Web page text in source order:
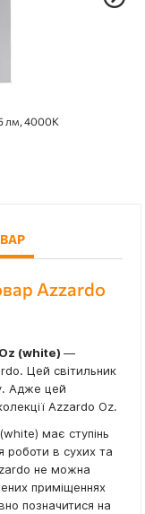
лм, 4000K
Azzardo
(white) —
Цей світильник
Адже цей
Azzardo Oz.
має ступінь
роботи в сухих та
не можна
приміщеннях
позначитися на